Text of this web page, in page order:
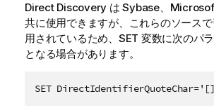
Direct Discovery はSybase、
共に使用できますが、これらのソース
用されているため、SET 変数に次のパ
となる場合があります。
SET